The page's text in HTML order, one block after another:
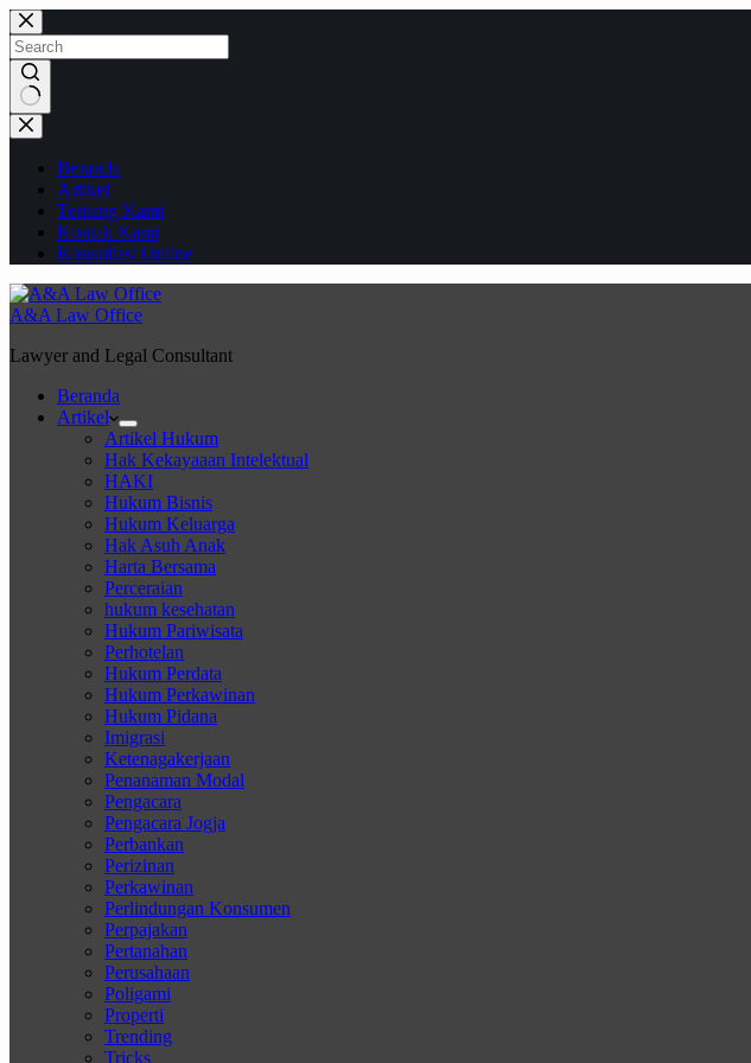
Skip
to
content
No
results
Beranda
Artikel
Tentang Kami
Kontak Kami
Konsultasi Online
A&A Law Office
Lawyer and Legal Consultant
Beranda
Artikel
Artikel Hukum
Hak Kekayaaan Intelektual
HAKI
Hukum Bisnis
Hukum Keluarga
Hak Asuh Anak
Harta Bersama
Perceraian
hukum kesehatan
Hukum Pariwisata
Perhotelan
Hukum Perdata
Hukum Perkawinan
Hukum Pidana
Imigrasi
Ketenagakerjaan
Penanaman Modal
Pengacara
Pengacara Jogja
Perbankan
Perizinan
Perkawinan
Perlindungan Konsumen
Perpajakan
Pertanahan
Perusahaan
Poligami
Properti
Trending
Tricks